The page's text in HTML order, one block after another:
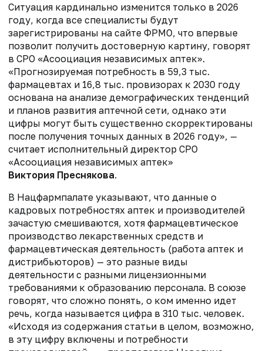
Ситуация кардинально изменится только в 2026
году, когда все специалисты будут
зарегистрированы на сайте ФРМО, что впервые
позволит получить достоверную картину, говорят
в СРО «Асооциация независимых аптек».
«Прогнозируемая потребность в 59,3 тыс.
фармацевтах и 16,8 тыс. провизорах к 2030 году
основана на анализе демографических тенденций
и планов развития аптечной сети, однако эти
цифры могут быть существенно скорректированы
после получения точных данных в 2026 году», —
считает исполнительный директор СРО
«Асооциация независимых аптек»
Виктория Преснякова.
В Нацфармпалате указывают, что данные о
кадровых потребностях аптек и производителей
зачастую смешиваются, хотя фармацевтическое
производство лекарственных средств и
фармацевтическая деятельность (работа аптек и
дистрибьюторов) — это разные виды
деятельности с разными лицензионными
требованиями к образованию персонала. В союзе
говорят, что сложно понять, о ком именно идет
речь, когда называется цифра в 310 тыс. человек.
«Исходя из содержания статьи в целом, возможно,
в эту цифру включены и потребности